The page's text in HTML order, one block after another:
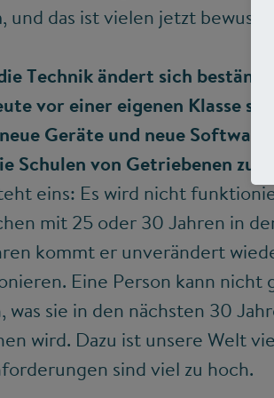
und das ist vielen jetzt
Technik ändert sich
vor einer eigenen Klasse
Geräte und neue Software
Schulen von Getriebenen zu
eins: Es wird nicht
mit 25 oder 30 Jahren in
kommt er unverändert
Eine Person kann nicht
was sie in den nächsten 30
wird. Dazu ist unsere Welt
sind viel zu hoch.